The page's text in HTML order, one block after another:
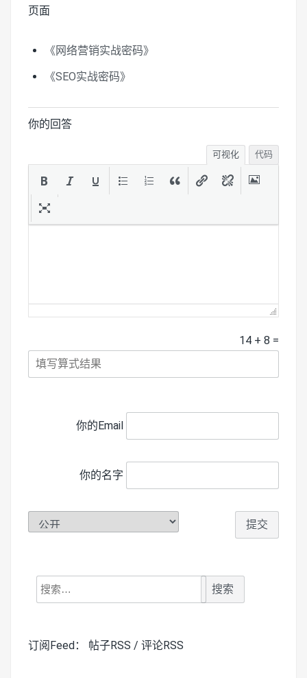
页面
《网络营销实战密码》
《SEO实战密码》
你的回答
可视化 代码
14 + 8 =
你的Email
你的名字
搜
索：
订阅Feed： 帖子RSS / 评论RSS